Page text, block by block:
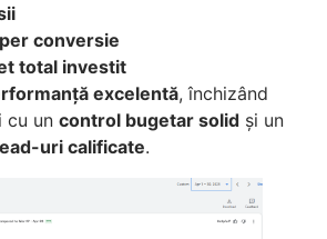
conversie
total investit
excelentă, închizând
cu un control bugetar solidși un
uri calificate.